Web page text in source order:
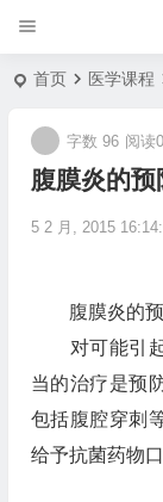
首页 医学课程
腹膜炎的预
5 2 月, 2015
字数 96 阅读
腹膜炎的
对可能引起
当的治疗是预
包括腹腔穿刺
给予抗菌药物